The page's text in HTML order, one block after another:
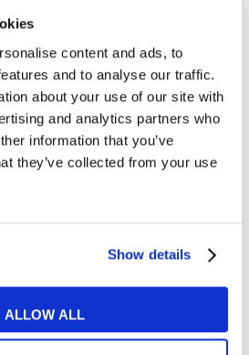
content and ads, to
and to analyse our traffic.
about your use of our site with
and analytics partners who
information that you’ve
they’ve collected from your use
Show details
ALLOW ALL
grammatica inglese
nel mondo del lavoro
sulla lingua inglese
film e musica
ai 16 anni, dichiaro di acconsentire
commerciali e promozionali
* offrono sempre solo corsi online